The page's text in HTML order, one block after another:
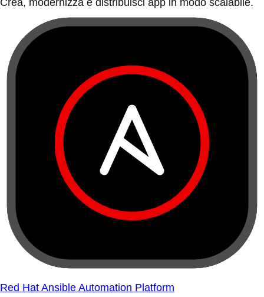
Crea, modernizza e distribuisci app in modo scalabile.
Red Hat Ansible Automation Platform